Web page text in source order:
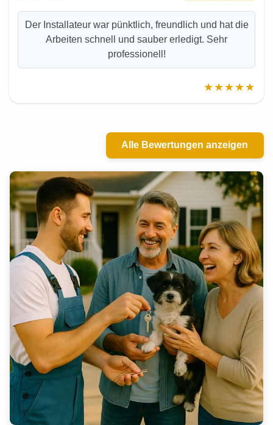
Der Installateur war pünktlich, freundlich und hat die
Arbeiten schnell und sauber erledigt. Sehr
professionell!
★★★★★
Alle Bewertungen anzeigen